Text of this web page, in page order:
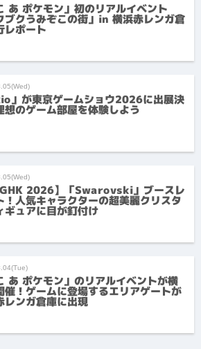
あ ポケモン」初のリアルイベント
ブクうみぞこの街」in 横浜赤レンガ倉
レポート
」が東京ゲームショウ2026に出展決
想のゲーム部屋を体験しよう
2026】「Swarovski」ブースレ
！人気キャラクターの超美麗クリスタ
ギュアに目が釘付け
あ ポケモン」のリアルイベントが横
催！ゲームに登場するエリアゲートが
レンガ倉庫に出現